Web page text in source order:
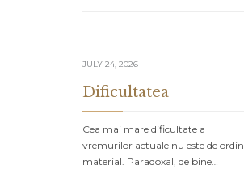
JULY 24, 2026
Dificultatea
Cea mai mare dificultate a
vremurilor actuale nu este de ordin
material. Paradoxal, de bine…